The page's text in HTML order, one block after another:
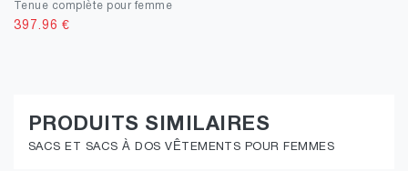
Tenue complète pour femme
397.96 €
PRODUITS SIMILAIRES
SACS ET SACS À DOS VÊTEMENTS POUR FEMMES